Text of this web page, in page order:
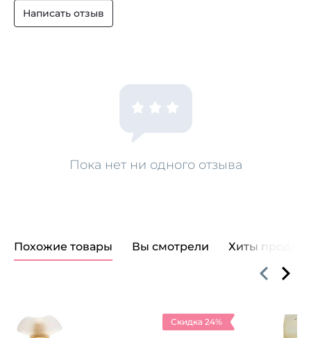
Написать отзыв
Пока нет ни одного отзыва
Похожие товары Вы смотрели Хиты продаж
Скидка 24%